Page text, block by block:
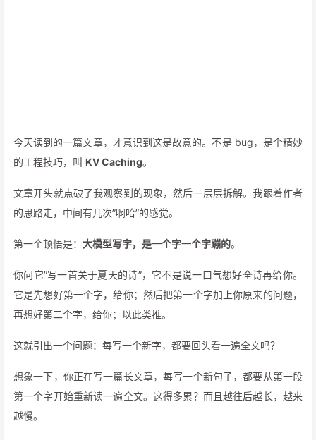
今天读到的一篇文章，才意识到这是故意的。不是 bug，是个精妙
的工程技巧，叫 KV Caching。
文章开头就点破了我观察到的现象，然后一层层拆解。我跟着作者
的思路走，中间有几次”啊哈”的感觉。
第一个顿悟是： 大模型写字，是一个字一个字蹦的。
你问它”写一首关于夏天的诗”，它不是说一口气想好全诗再给你。
它是先想好第一个字，给你；然后把第一个字加上你原来的问题，
再想好第二个字，给你；以此类推。
这就引出一个问题：每写一个新字，都要回头看一遍全文吗？
想象一下，你正在写一篇长文章，每写一个新句子，都要从第一段
第一个字开始重新读一遍全文。这得多累？而且越往后越长，越来
越慢。